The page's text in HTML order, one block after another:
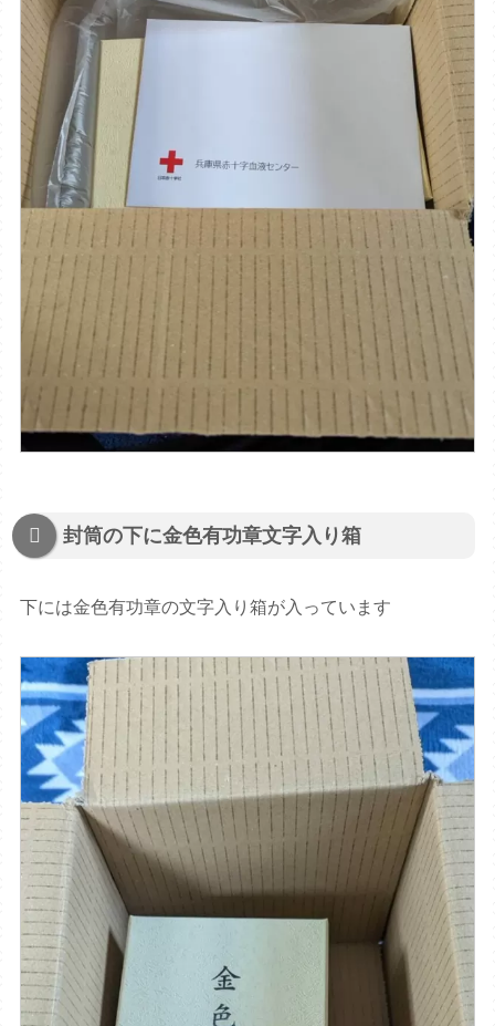
封筒の下に金色有功章文字入り箱
下には金色有功章の文字入り箱が入っています